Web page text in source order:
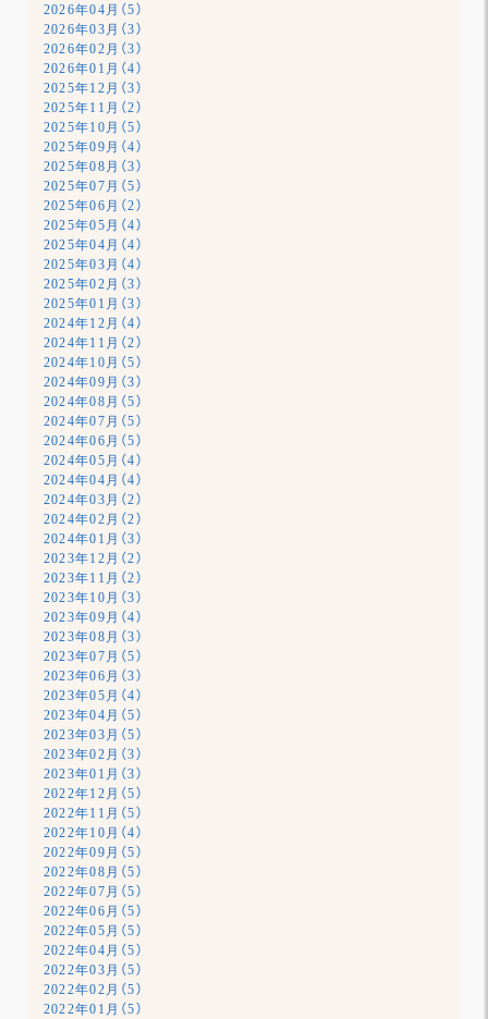
2026年04月（5）
2026年03月（3）
2026年02月（3）
2026年01月（4）
2025年12月（3）
2025年11月（2）
2025年10月（5）
2025年09月（4）
2025年08月（3）
2025年07月（5）
2025年06月（2）
2025年05月（4）
2025年04月（4）
2025年03月（4）
2025年02月（3）
2025年01月（3）
2024年12月（4）
2024年11月（2）
2024年10月（5）
2024年09月（3）
2024年08月（5）
2024年07月（5）
2024年06月（5）
2024年05月（4）
2024年04月（4）
2024年03月（2）
2024年02月（2）
2024年01月（3）
2023年12月（2）
2023年11月（2）
2023年10月（3）
2023年09月（4）
2023年08月（3）
2023年07月（5）
2023年06月（3）
2023年05月（4）
2023年04月（5）
2023年03月（5）
2023年02月（3）
2023年01月（3）
2022年12月（5）
2022年11月（5）
2022年10月（4）
2022年09月（5）
2022年08月（5）
2022年07月（5）
2022年06月（5）
2022年05月（5）
2022年04月（5）
2022年03月（5）
2022年02月（5）
2022年01月（5）